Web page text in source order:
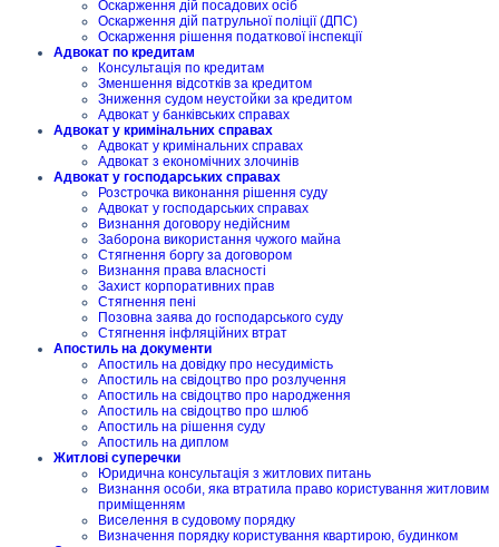
Оскарження дій посадових осіб
Оскарження дій патрульної поліції (ДПС)
Оскарження рішення податкової інспекції
Адвокат по кредитам
Консультація по кредитам
Зменшення відсотків за кредитом
Зниження судом неустойки за кредитом
Адвокат у банківських справах
Адвокат у кримінальних справах
Адвокат у кримінальних справах
Адвокат з економічних злочинів
Адвокат у господарських справах
Розстрочка виконання рішення суду
Адвокат у господарських справах
Визнання договору недійсним
Заборона використання чужого майна
Стягнення боргу за договором
Визнання права власності
Захист корпоративних прав
Стягнення пені
Позовна заява до господарського суду
Стягнення інфляційних втрат
Апостиль на документи
Апостиль на довідку про несудимість
Апостиль на свідоцтво про розлучення
Апостиль на свідоцтво про народження
Апостиль на свідоцтво про шлюб
Апостиль на рішення суду
Апостиль на диплом
Житлові суперечки
Юридична консультація з житлових питань
Визнання особи, яка втратила право користування житловим
приміщенням
Виселення в судовому порядку
Визначення порядку користування квартирою, будинком